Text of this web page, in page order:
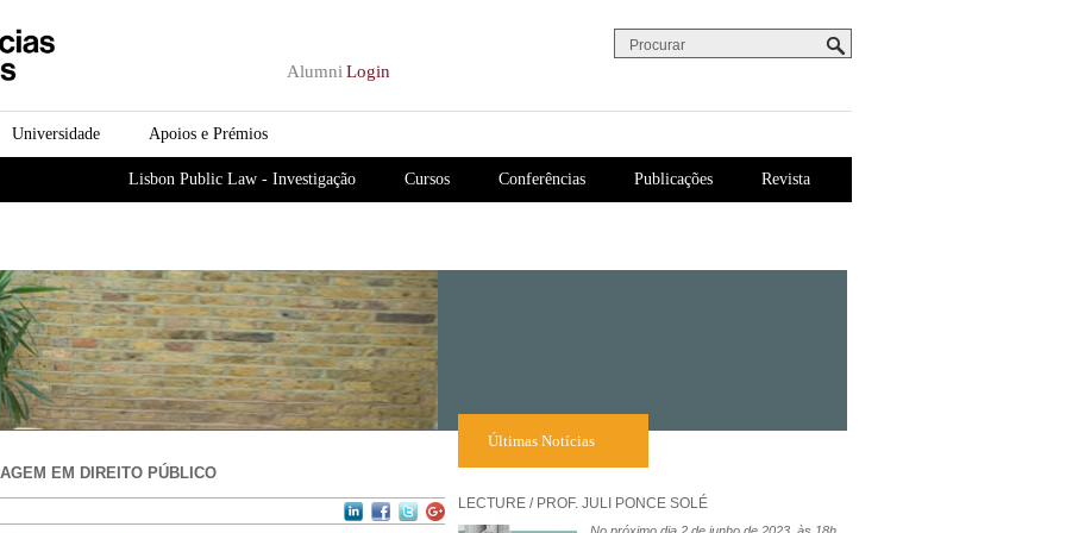
Alumni Login
Formulário de procura
Apoios e Prémios
Universidade
Revista
Publicações
Conferências
Cursos
Lisbon Public Law - Investigação
EM DIREITO PÚBLICO
Últimas Notícias
LECTURE / PROF. JULI PONCE SOLÉ